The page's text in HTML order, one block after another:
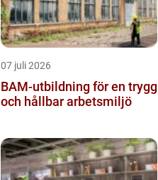
07 juli 2026
BAM-utbildning för en trygg
och hållbar arbetsmiljö